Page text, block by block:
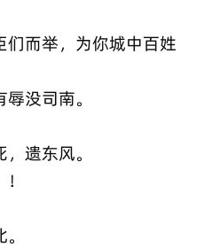
而举，为你城中百姓
没司南。
遗东风。